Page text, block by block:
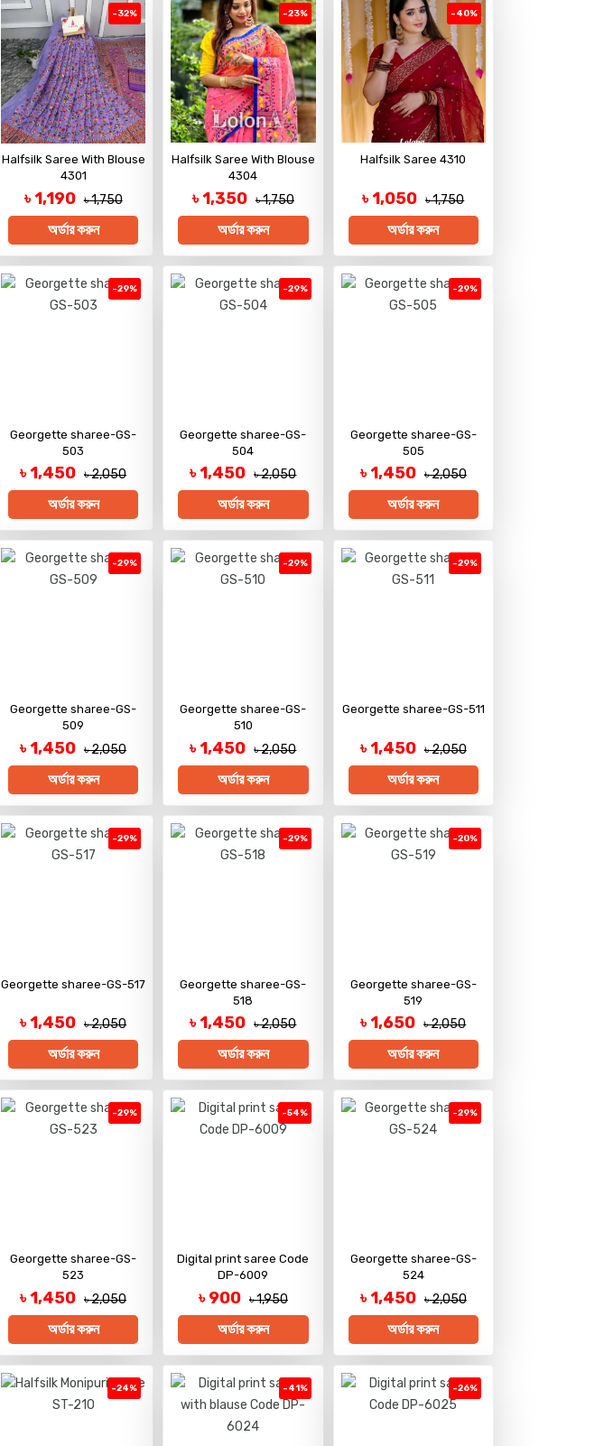
-32%
Halfsilk Saree With Blouse
4301
৳ 1,190 ৳ 1,750
অর্ডার করুন
-23%
Halfsilk Saree With Blouse
4304
৳ 1,350 ৳ 1,750
অর্ডার করুন
-40%
Halfsilk Saree 4310
৳ 1,050 ৳ 1,750
অর্ডার করুন
-29%
Georgette sharee-GS-
503
৳ 1,450 ৳ 2,050
অর্ডার করুন
-29%
Georgette sharee-GS-
504
৳ 1,450 ৳ 2,050
অর্ডার করুন
-29%
Georgette sharee-GS-
505
৳ 1,450 ৳ 2,050
অর্ডার করুন
-29%
Georgette sharee-GS-
509
৳ 1,450 ৳ 2,050
অর্ডার করুন
-29%
Georgette sharee-GS-
510
৳ 1,450 ৳ 2,050
অর্ডার করুন
-29%
Georgette sharee-GS-511
৳ 1,450 ৳ 2,050
অর্ডার করুন
-29%
Georgette sharee-GS-517
৳ 1,450 ৳ 2,050
অর্ডার করুন
-29%
Georgette sharee-GS-
518
৳ 1,450 ৳ 2,050
অর্ডার করুন
-20%
Georgette sharee-GS-
519
৳ 1,650 ৳ 2,050
অর্ডার করুন
-29%
Georgette sharee-GS-
523
৳ 1,450 ৳ 2,050
অর্ডার করুন
-54%
Digital print saree Code
DP-6009
৳ 900 ৳ 1,950
অর্ডার করুন
-29%
Georgette sharee-GS-
524
৳ 1,450 ৳ 2,050
অর্ডার করুন
-24% -41% -26%